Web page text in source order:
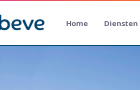
Home Diensten